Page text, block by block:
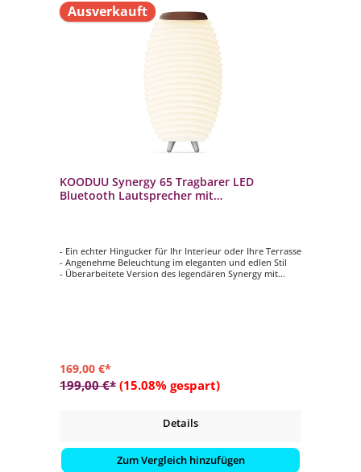
Ausverkauft
KOODUU Synergy 65 Tragbarer LED
Bluetooth Lautsprecher mit
- Ein echter Hingucker für Ihr Interieur oder Ihre Terrasse
- Angenehme Beleuchtung im eleganten und edlen Stil
- Überarbeitete Version des legendären Synergy mit
169,00 €*
199,00 €* (15.08% gespart)
Details
Zum Vergleich hinzufügen